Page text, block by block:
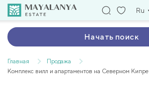
Ru
Начать поиск
Главная
Продажа
Комплекс вилл и апартаментов на Северном Кипре